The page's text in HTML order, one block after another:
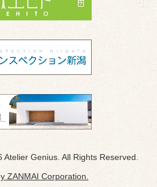
Genius. All Rights Reserved.
ZANMAI Corporation.